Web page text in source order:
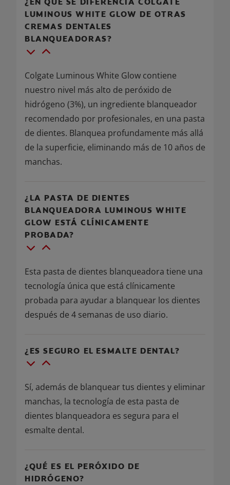
LUMINOUS WHITE GLOW DE OTRAS
CREMAS DENTALES
BLANQUEADORAS?
Colgate Luminous White Glow contiene
nuestro nivel más alto de peróxido de
hidrógeno (3%), un ingrediente blanqueador
recomendado por profesionales, en una pasta
de dientes. Blanquea profundamente más allá
de la superficie, eliminando más de 10 años de
manchas.
¿LA PASTA DE DIENTES
BLANQUEADORA LUMINOUS WHITE
GLOW ESTÁ CLÍNICAMENTE
PROBADA?
Esta pasta de dientes blanqueadora tiene una
tecnología única que está clínicamente
probada para ayudar a blanquear los dientes
después de 4 semanas de uso diario.
¿ES SEGURO EL ESMALTE DENTAL?
Sí, además de blanquear tus dientes y eliminar
manchas, la tecnología de esta pasta de
dientes blanqueadora es segura para el
esmalte dental.
¿QUÉ ES EL PERÓXIDO DE
HIDRÓGENO?